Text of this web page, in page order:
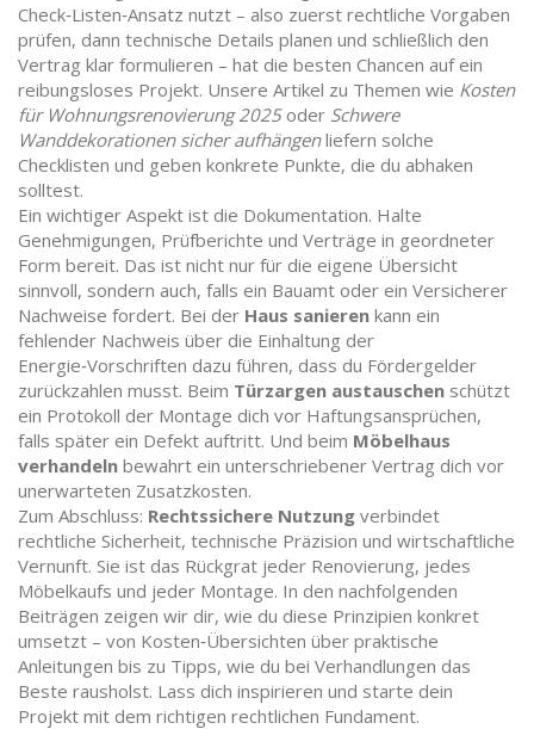
Check‑Listen‑Ansatz nutzt – also zuerst rechtliche Vorgaben
prüfen, dann technische Details planen und schließlich den
Vertrag klar formulieren – hat die besten Chancen auf ein
reibungsloses Projekt. Unsere Artikel zu Themen wie Kosten
für Wohnungsrenovierung 2025oder Schwere
Wanddekorationen sicher aufhängenliefern solche
Checklisten und geben konkrete Punkte, die du abhaken
solltest.
Ein wichtiger Aspekt ist die Dokumentation. Halte
Genehmigungen, Prüfberichte und Verträge in geordneter
Form bereit. Das ist nicht nur für die eigene Übersicht
sinnvoll, sondern auch, falls ein Bauamt oder ein Versicherer
Nachweise fordert. Bei der Haus sanieren kann ein
fehlender Nachweis über die Einhaltung der
Energie‑Vorschriften dazu führen, dass du Fördergelder
zurückzahlen musst. Beim Türzargen austauschen schützt
ein Protokoll der Montage dich vor Haftungsansprüchen,
falls später ein Defekt auftritt. Und beim Möbelhaus
verhandeln bewahrt ein unterschriebener Vertrag dich vor
unerwarteten Zusatzkosten.
Zum Abschluss: Rechtssichere Nutzung verbindet
rechtliche Sicherheit, technische Präzision und wirtschaftliche
Vernunft. Sie ist das Rückgrat jeder Renovierung, jedes
Möbelkaufs und jeder Montage. In den nachfolgenden
Beiträgen zeigen wir dir, wie du diese Prinzipien konkret
umsetzt – von Kosten‑Übersichten über praktische
Anleitungen bis zu Tipps, wie du bei Verhandlungen das
Beste rausholst. Lass dich inspirieren und starte dein
Projekt mit dem richtigen rechtlichen Fundament.